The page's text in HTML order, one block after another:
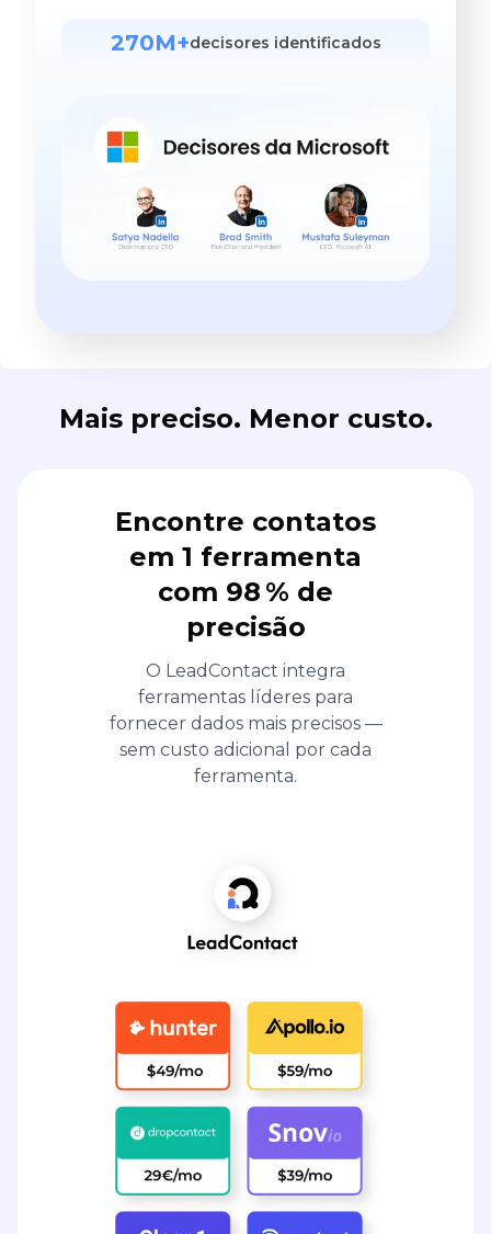
270M+decisores identificados
Mais preciso. Menor custo.
Encontre contatos
em 1 ferramenta
com 98 % de
precisão
O LeadContact integra
ferramentas líderes para
fornecer dados mais precisos —
sem custo adicional por cada
ferramenta.